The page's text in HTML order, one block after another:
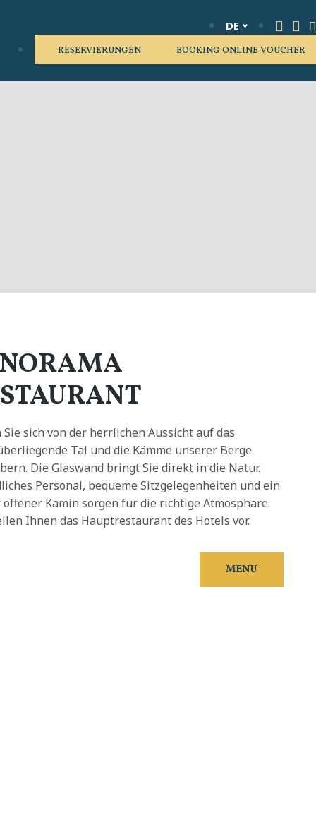
DE
RESERVIERUNGEN BOOKING ONLINE VOUCHER
Sie sich von der herrlichen Aussicht auf das
Tal und die Kämme unserer Berge
Die Glaswand bringt Sie direkt in die Natur.
Personal, bequeme Sitzgelegenheiten und ein
Kamin sorgen für die richtige Atmosphäre.
Ihnen das Hauptrestaurant des Hotels vor.
MENU